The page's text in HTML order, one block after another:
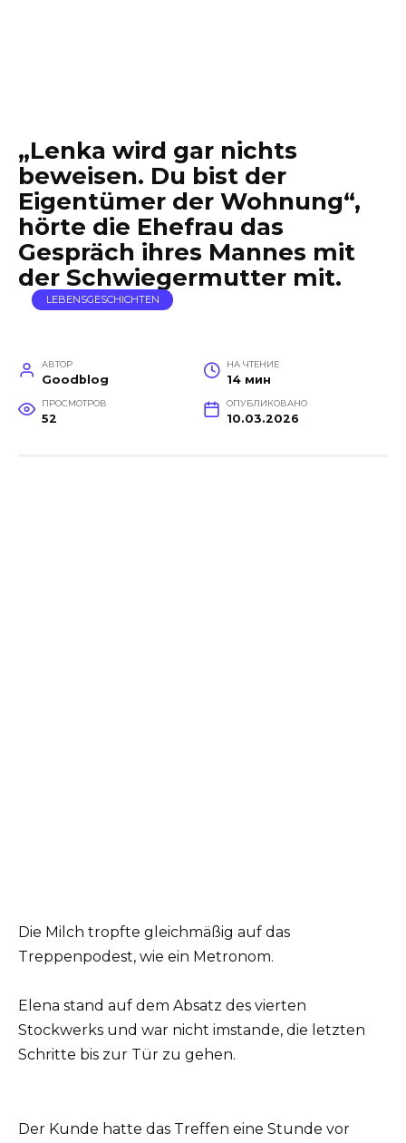
„Lenka wird gar nichts
beweisen. Du bist der
Eigentümer der Wohnung“,
hörte die Ehefrau das
Gespräch ihres Mannes mit
der Schwiegermutter mit.
LEBENSGESCHICHTEN
АВТОР
Goodblog
НА ЧТЕНИЕ
14 мин
ПРОСМОТРОВ
52
ОПУБЛИКОВАНО
10.03.2026
Die Milch tropfte gleichmäßig auf das
Treppenpodest, wie ein Metronom.
Elena stand auf dem Absatz des vierten
Stockwerks und war nicht imstande, die letzten
Schritte bis zur Tür zu gehen.
Der Kunde hatte das Treffen eine Stunde vor